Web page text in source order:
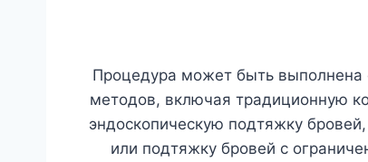
Процедура может быть выполнена
методов, включая традиционную
эндоскопическую подтяжку
или подтяжку бровей с